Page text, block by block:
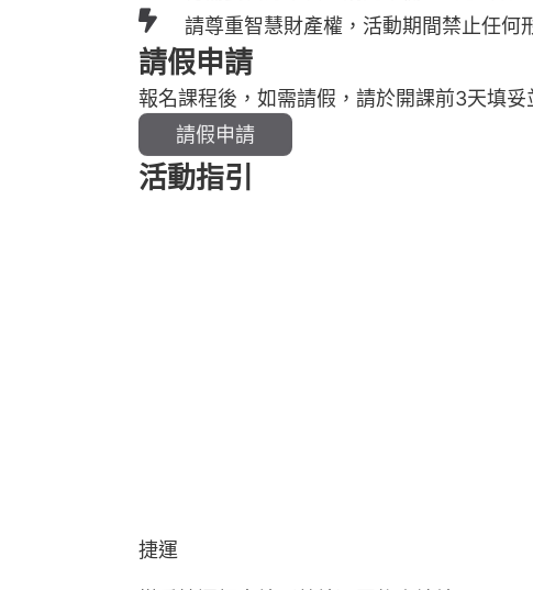
請尊重智慧財產權，活動期間禁止任何
請假申請
報名課程後，如需請假，請於開課前3天填妥
請假申請
活動指引
捷運